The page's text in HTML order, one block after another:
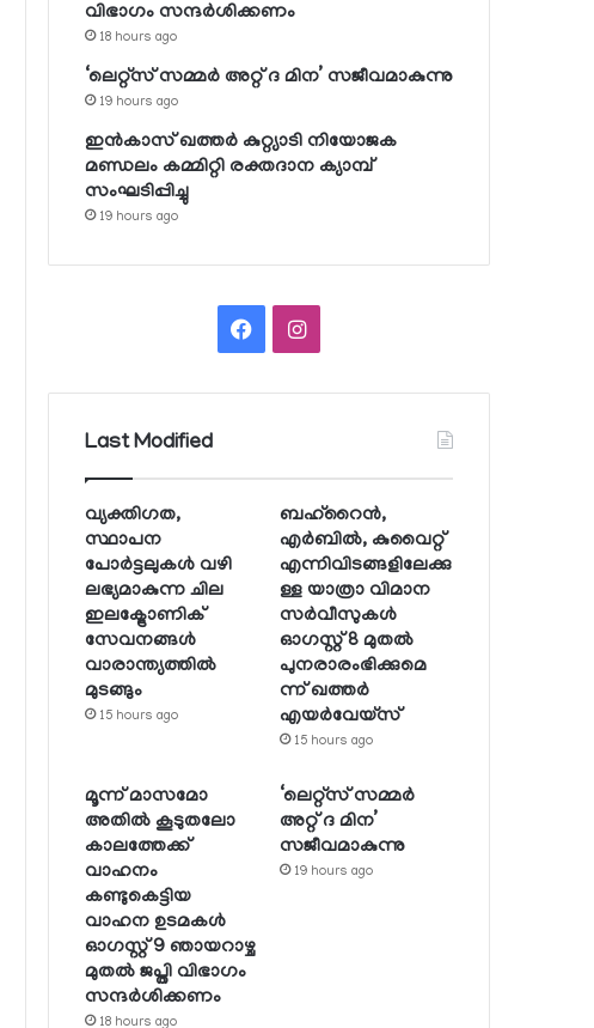
വിഭാഗം സന്ദര്‍ശിക്കണം
18 hours ago
‘ലെറ്റ്‌സ് സമ്മര്‍ അറ്റ് ദ മിന’ സജീവമാകുന്നു
19 hours ago
ഇന്‍കാസ് ഖത്തര്‍ കുറ്റ്യാടി നിയോജക
മണ്ഡലം കമ്മിറ്റി രക്തദാന ക്യാമ്പ്
സംഘടിപ്പിച്ചു
19 hours ago
FacebookInstagram
Last Modified
വ്യക്തിഗത,
സ്ഥാപന
പോര്‍ട്ടലുകള്‍ വഴി
ലഭ്യമാകുന്ന ചില
ഇലക്ട്രോണിക്
സേവനങ്ങള്‍
വാരാന്ത്യത്തില്‍
മുടങ്ങും
15 hours ago
ബഹ്റൈന്‍,
എര്‍ബില്‍, കുവൈറ്റ്
എന്നിവിടങ്ങളിലേക്കു
ള്ള യാത്രാ വിമാന
സര്‍വീസുകള്‍
ഓഗസ്റ്റ് 8 മുതല്‍
പുനരാരംഭിക്കുമെ
ന്ന് ഖത്തര്‍
എയര്‍വേയ്സ്
15 hours ago
മൂന്ന് മാസമോ
അതില്‍ കൂടുതലോ
കാലത്തേക്ക്
വാഹനം
കണ്ടുകെട്ടിയ
വാഹന ഉടമകള്‍
ഓഗസ്റ്റ് 9 ഞായറാഴ്ച
മുതല്‍ ജപ്തി വിഭാഗം
സന്ദര്‍ശിക്കണം
18 hours ago
‘ലെറ്റ്‌സ് സമ്മര്‍
അറ്റ് ദ മിന’
സജീവമാകുന്നു
19 hours ago